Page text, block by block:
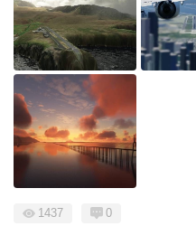
1437 0